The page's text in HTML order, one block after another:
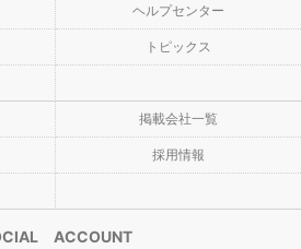
ヘルプセンター
トピックス
掲載会社一覧
採用情報
ACCOUNT